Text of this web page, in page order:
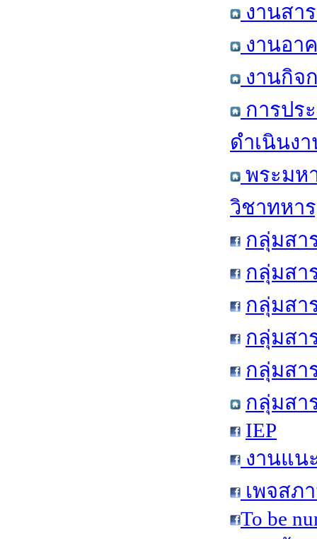
งานสา
งานอา
งานกิจ
การปร
ดำเนินง
พระมห
วิชาทหา
กลุ่มสา
กลุ่มสา
กลุ่มสา
กลุ่มสา
กลุ่มสา
กลุ่มสา
IEP
งานแน
เพจสภ
To be